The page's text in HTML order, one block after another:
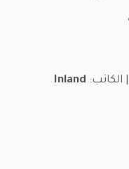
| الكاتب: Inland